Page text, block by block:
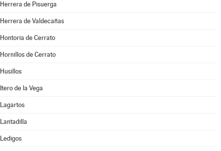
Herrera de Pisuerga
Herrera de Valdecañas
Hontoria de Cerrato
Hornillos de Cerrato
Husillos
Itero de la Vega
Lagartos
Lantadilla
Ledigos